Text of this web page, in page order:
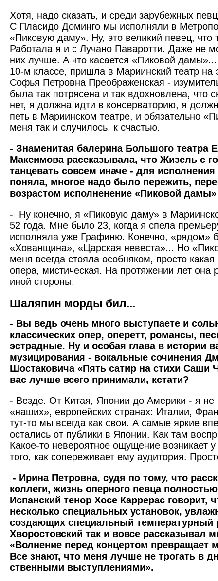
Хотя, надо сказать, и среди зарубежных
С Пласидо Доминго мы исполняли в
«Пиковую даму». Ну, это великий певец, что
Работала я и с Лучано Паваротти. Даже не
них лучше. А что касается «Пиковой
10-м классе, пришла в Мариинский театр на
Софья Петровна Преображенская -
была так потрясена и так вдохновлена, что
нет, я должна идти в консерваторию, я
петь в Мариинском театре, и обязательно
меня так и случилось, к счастью.
- Знаменитая балерина Большого театра
Максимова рассказывала, что Жизель с
танцевать совсем иначе - для исполнения
поняла, многое надо было пережить,
возрастом исполненение «Пиковой
- Ну конечно, я «Пиковую даму» в
52 года. Мне было 23, когда я спела
исполняла уже Графиню. Конечно, «рядом»
«Хованщина», «Царская невеста»... Но
меня всегда стояла особняком, просто
опера, мистическая. На протяжении лет она
иной стороны.
Шаляпин морды бил...
- Вы ведь очень много выступаете и
классических опер, оперетт, романсы,
эстрадные. Ну и особая глава в истории
музицирования - вокальные сочинения
Шостаковича «Пять сатир на стихи Саши
вас лучше всего принимали, кстати?
- Везде. От Китая, Японии до Америки - я не
«наших», европейских странах: Италии,
тут-то мы всегда как свои. А самые яркие
остались от публики в Японии. Как там
Какое-то невероятное ощущение возникает
того, как сопереживает ему аудитория.
- Ирина Петровна, судя по тому, что
коллеги, жизнь оперного певца
Испанский тенор Хосе Каррерас говорит,
несколько специальных установок,
создающих специальный
Хворостовский так и вовсе рассказывал
«Волнение перед концертом превращает
Все знают, что меня лучше не трогать в
ственными выступлениями».